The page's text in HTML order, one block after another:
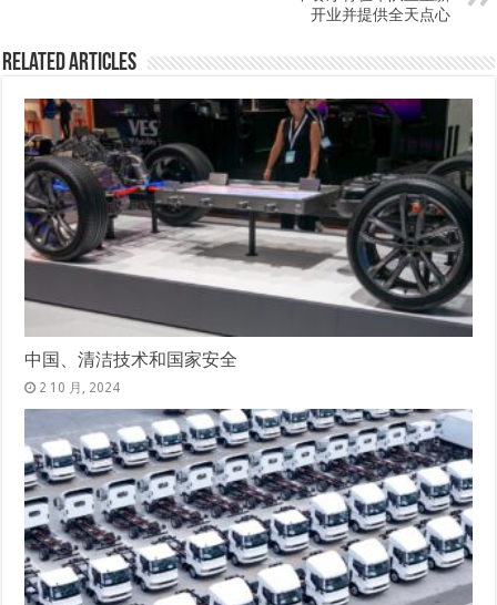
开业并提供全天点心
Related Articles
中国、清洁技术和国家安全
2 10 月, 2024